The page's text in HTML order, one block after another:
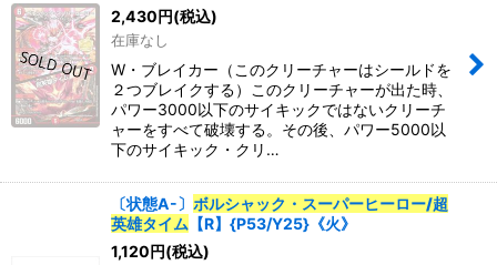
2,430 円(税込)
在庫なし
W・ブレイカー（このクリーチャーはシールドを
２つブレイクする）このクリーチャーが出た時、
パワー3000以下のサイキックではないクリーチ
ャーをすべて破壊する。その後、パワー5000以
下のサイキック・クリ…
〔状態A-〕 ボルシャック・スーパーヒーロー/超
英雄タイム 【R】{P53/Y25}《火》
1,120 円(税込)